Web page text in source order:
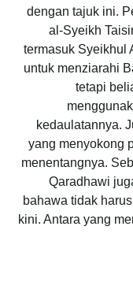
dengan tajuk ini.
al-Syeikh
termasuk Syeikhul
untuk menziarahi
tetapi
kedaulatannya.
yang menyokong
menentangnya.
Qaradhawi
bahawa tidak
kini. Antara yang